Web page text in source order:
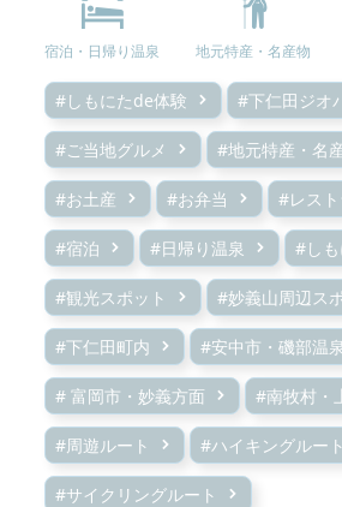
宿泊・日帰り温泉 地元特産・名産物
#しもにたde体験 #下仁田ジオ
#ご当地グルメ #地元特産・名
#お土産 #お弁当 #レス
#宿泊 #日帰り温泉 #し
#観光スポット #妙義山周辺ス
#下仁田町内 #安中市・磯部温
# 富岡市・妙義方面 #南牧村・
#周遊ルート #ハイキングルート
#サイクリングルート